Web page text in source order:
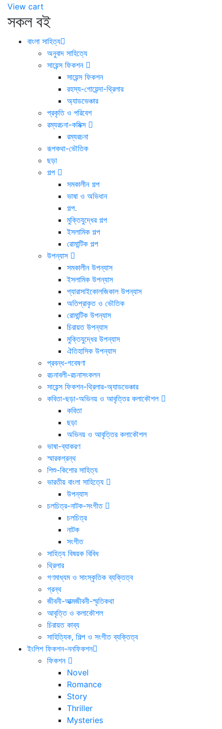
View cart
সকল বই
বাংলা সাহিত্য
অনুবাদ সাহিত্যে
সায়েন্স ফিকশন
সায়েন্স ফিকশন
রহস্য-গোয়েন্দা-থ্রিলার
অ্যাডভেঞ্চার
প্রকৃতি ও পরিবেশ
রম্যরচনা-কমিক্স
রম্যরচনা
রূপকথা-ভৌতিক
ছড়া
গল্প
সমকালীন গল্প
ভাষা ও অভিধান
গল্প.
মুক্তিযুদ্ধের গল্প
ইসলামিক গল্প
রোমান্টিক গল্প
উপন্যাস
সমকালীন উপন্যাস
ইসলামিক উপন্যাস
প্যারাসাইকোলজিকাল উপন্যাস
অতিপ্রাকৃত ও ভৌতিক
রোমান্টিক উপন্যাস
চিরায়ত উপন্যাস
মুক্তিযুদ্ধের উপন্যাস
ঐতিহাসিক উপন্যাস
প্রবন্ধ-গবেষণা
রচনাবলী-রচনাসংকলন
সায়েন্স ফিকশন-থ্রিলার-অ্যাডভেঞ্চার
কবিতা-ছড়া-অভিনয় ও আবৃত্তির কলাকৌশল
কবিতা
ছড়া
অভিনয় ও আবৃত্তির কলাকৌশল
ভাষা-ব্যাকরণ
স্মারকগ্রন্থ
শিশু-কিশোর সাহিত্য
ভারতীয় বাংলা সাহিত্যে
উপন্যাস
চলচিত্র-নাটক-সংগীত
চলচিত্র
নাটক
সংগীত
সাহিত্য বিষয়ক বিবিধ
থ্রিলার
গণমাধ্যম ও সাংস্কৃতিক ব্যক্তিত্ব
গ্রন্থ
জীবনী-আত্মজীবনী-স্মৃতিকথা
আবৃত্তি ও কলাকৌশল
চিরায়ত কাব্য
সাহিত্যিক, শিল্প ও সংগীত ব্যক্তিত্ব
ইংলিশ ফিকশন-ননফিকশন
ফিকশন
Novel
Romance
Story
Thriller
Mysteries